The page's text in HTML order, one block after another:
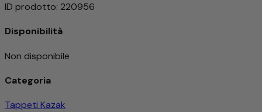
ID prodotto: 220956
Disponibilità
Non disponibile
Categoria
Tappeti Kazak